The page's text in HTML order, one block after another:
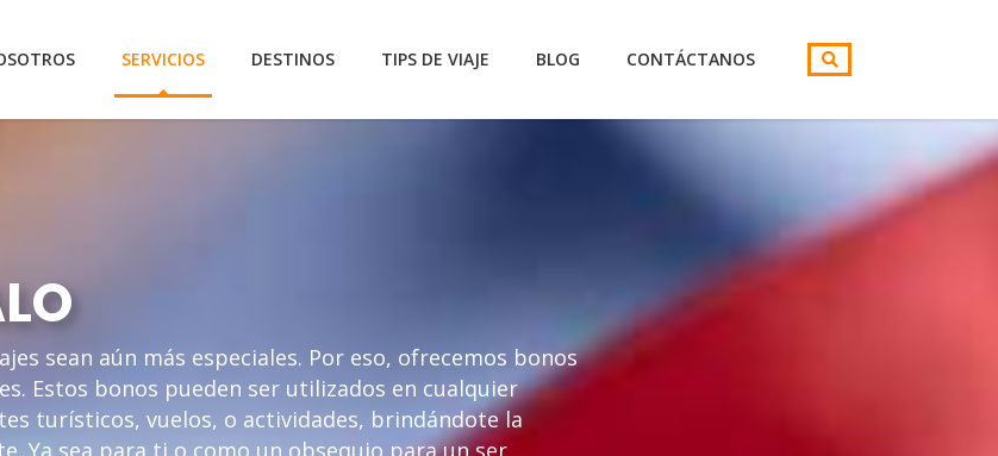
SERVICIOS DESTINOS TIPS DE VIAJE BLOG CONTÁCTANOS
sean aún más especiales. Por eso, ofrecemos bonos
Estos bonos pueden ser utilizados en cualquier
turísticos, vuelos, o actividades, brindándote la
Ya sea para ti o como un obsequio para un ser